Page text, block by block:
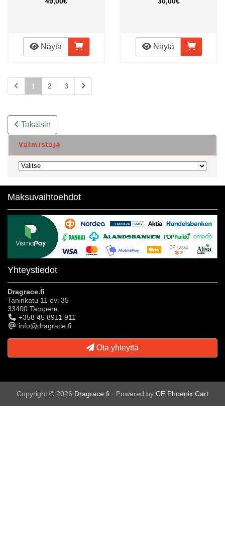
Näytä Näytä
1 2 3
Takaisin
Valmistaja
Maksuvaihtoehdot
Yhteystiedot
Dragrace.fi
Taninkatu 11 ovi 35
33400 Tampere
+358 45 8911 911
info@dragrace.fi
Ota yhteyttä
Copyright © 2026 Dragrace.fi · Powered by CE Phoenix Cart